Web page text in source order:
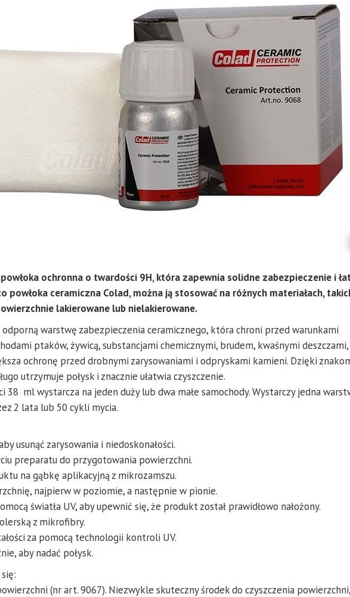
ochronna o twardości 9H, która zapewnia solidne zabezpieczenie i
powłoka ceramiczna Colad, można ją stosować na różnych materiałach,
lakierowane lub nielakierowane.
warstwę zabezpieczenia ceramicznego, która chroni przed warunkami
ptaków, żywicą, substancjami chemicznymi, brudem, kwaśnymi deszczami,
ochronę przed drobnymi zarysowaniami i odpryskami kamieni. Dzięki
utrzymuje połysk i znacznie ułatwia czyszczenie.
ml wystarcza na jeden duży lub dwa małe samochody. Wystarczy jedna
2 lata lub 50 cykli mycia.
usunąć zarysowania i niedoskonałości.
preparatu do przygotowania powierzchni.
na gąbkę aplikacyjną z mikrozamszu.
najpierw w poziomie, a następnie w pionie.
światła UV, aby upewnić się, że produkt został prawidłowo nałożony.
z mikrofibry.
za pomocą technologii kontroli UV.
aby nadać połysk.
(nr art. 9067). Niezwykle skuteczny środek do czyszczenia powierzchni,